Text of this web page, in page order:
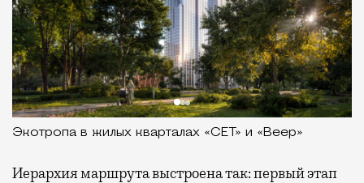
Экотропа в жилых кварталах «СЕТ» и «Веер»
Иерархия маршрута выстроена так: первый этап